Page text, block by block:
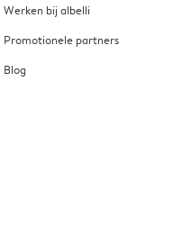
Werken bij albelli
Promotionele partners
Blog